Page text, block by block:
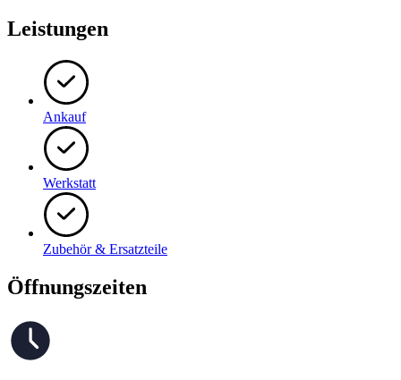
Leistungen
Ankauf
Werkstatt
Zubehör & Ersatzteile
Öffnungszeiten